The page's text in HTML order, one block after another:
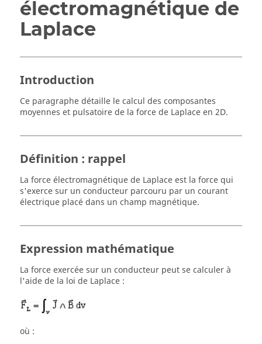
électromagnétique de
Laplace
Introduction
Ce paragraphe détaille le calcul des composantes
moyennes et pulsatoire de la force de Laplace en 2D.
Définition : rappel
La force électromagnétique de Laplace est la force qui
s'exerce sur un conducteur parcouru par un courant
électrique placé dans un champ magnétique.
Expression mathématique
La force exercée sur un conducteur peut se calculer à
l'aide de la loi de Laplace :
où :